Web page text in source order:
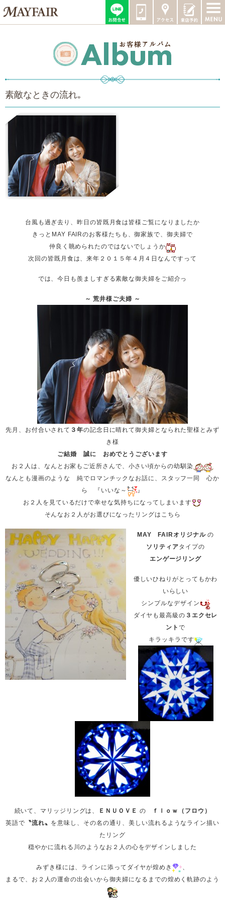
素敵なときの流れ｡
台風も過ぎ去り、昨日の皆既月食は皆様ご覧になりましたか
きっとMAY FAIRのお客様たちも、御家族で、御夫婦で
仲良く眺められたのではないでしょうか
次回の皆既月食は、来年２０１５年４月４日なんですって
では、今日も羨ましすぎる素敵な御夫婦をご紹介っ
～ 荒井様ご夫婦 ～
先月、お付合いされて ３年の記念日に晴れて御夫婦となられた聖様とみず
き様
ご結婚 誠に おめでとうございます
お２人は、なんとお家もご近所さんで、小さい頃からの幼馴染
なんとも漫画のような 純でロマンチックなお話に、 スタッフ一同 心か
ら 『いいな～
』
お２人を見ているだけで幸せな気持ちになってしまいます
そんなお２人がお選びになったリングはこちら
MAY FAIRオリジナルの
ソリティアタイプの
エンゲージリング
優しいひねりがとってもかわ
いらしい
シンプルなデザイン
ダイヤも最高級の ３エクセレ
ント で
キラッキラです
続いて、マリッジリングは、 ＥＮＵＯＶＥ の
ｆｌｏｗ（フロウ）
英語で 〝流れ〟 を意味し、その名の通り、美しい流れるようなライン描い
たリング
穏やかに流れる川のようなお２人の心をデザインしました
みずき様には、ラインに添ってダイヤが煌めき
、
まるで、お２人の運命の出会いから御夫婦になるまでの煌めく軌跡のよう